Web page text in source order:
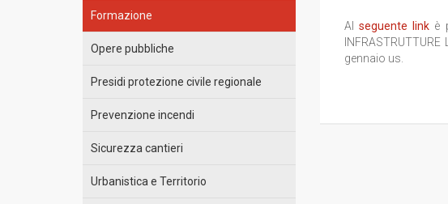
Formazione
Opere pubbliche
Presidi protezione civile regionale
Prevenzione incendi
Sicurezza cantieri
Urbanistica e Territorio
Al seguente link è
gennaio us.